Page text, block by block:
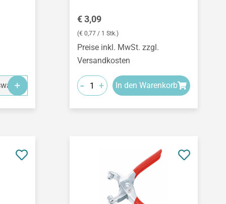
Regulärer Preis:
€ 3,09
(€ 0,77 / 1 Stk.)
Preise inkl. MwSt. zzgl.
Versandkosten
- + In den Warenkorb